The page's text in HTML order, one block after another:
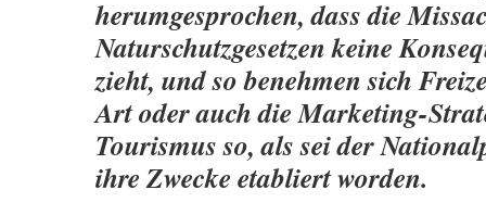
herumgesprochen, dass die
Naturschutzgesetzen keine
zieht, und so benehmen sich
Art oder auch die Marketing-
Tourismus so, als sei der
ihre Zwecke etabliert worden.